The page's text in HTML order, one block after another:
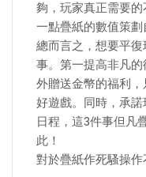
夠，玩家真正需要
一點疊紙的數值策劃
總而言之，想要平
事。第一提高非凡
外贈送金幣的福利
好遊戲。同時，承
日程，這3件事但凡
此！
對於疊紙作死騷操作